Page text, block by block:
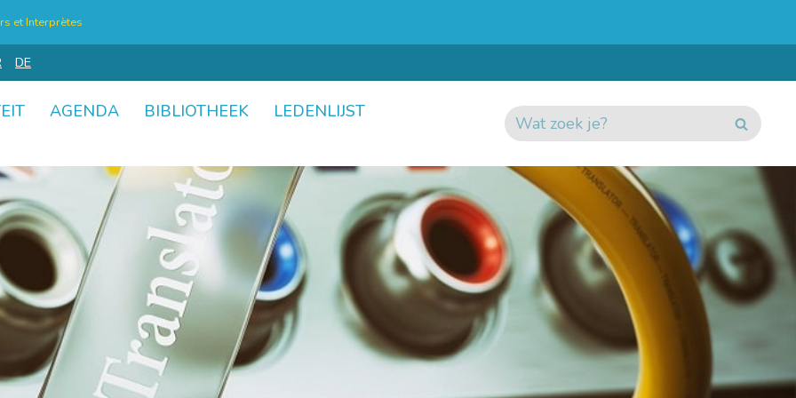
et Interprètes
DE
AGENDA BIBLIOTHEEK
LEDENLIJST